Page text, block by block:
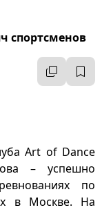
спортсменов
Art of Dance
– успешно
по
в Москве. На